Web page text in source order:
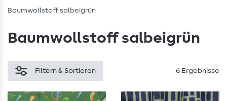
Baumwollstoff salbeigrün
Baumwollstoff salbeigrün
Filtern & Sortieren 6 Ergebnisse